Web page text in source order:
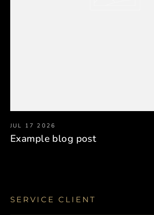
JUL 17 2026
Example blog post
SERVICE CLIENT